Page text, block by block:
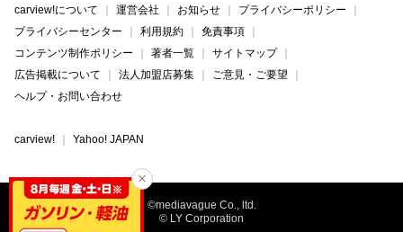
carview!について 運営会社 お知らせ
プライバシーポリシー
プライバシーセンター
利用規約
免責事項
コンテンツ制作ポリシー
著者一覧
サイトマップ
広告掲載について
法人加盟店募集
ご意見・ご要望
ヘルプ・お問い合わせ
carview! Yahoo! JAPAN
©mediavague Co., ltd.
© LY Corporation